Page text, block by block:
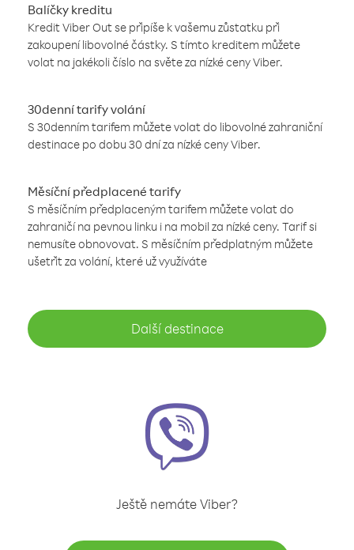
Balíčky kreditu
Kredit Viber Out se připíše k vašemu zůstatku při
zakoupení libovolné částky. S tímto kreditem můžete
volat na jakékoli číslo na světe za nízké ceny Viber.
30denní tarify volání
S 30denním tarifem můžete volat do libovolné zahraniční
destinace po dobu 30 dní za nízké ceny Viber.
Měsíční předplacené tarify
S měsíčním předplaceným tarifem můžete volat do
zahraničí na pevnou linku i na mobil za nízké ceny. Tarif si
nemusíte obnovovat. S měsíčním předplatným můžete
ušetřit za volání, které už využíváte
Další destinace
Ještě nemáte Viber?